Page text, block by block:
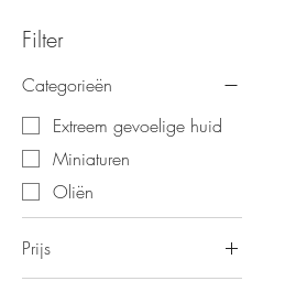
Filter
Categorieën
Extreem gevoelige huid
Miniaturen
Oliën
Prijs